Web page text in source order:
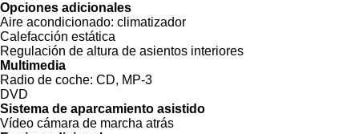
Opciones adicionales
Aire acondicionado: climatizador
Calefacción estática
Regulación de altura de asientos interiores
Multimedia
Radio de coche: CD, MP-3
DVD
Sistema de aparcamiento asistido
Vídeo cámara de marcha atrás